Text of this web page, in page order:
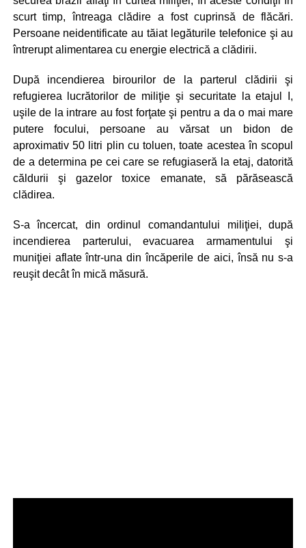
scurt timp, întreaga clădire a fost cuprinsă de flăcări.
Persoane neidentificate au tăiat legăturile telefonice şi au
întrerupt alimentarea cu energie electrică a clădirii.
După incendierea birourilor de la parterul clădirii şi
refugierea lucrătorilor de miliţie şi securitate la etajul I,
uşile de la intrare au fost forţate şi pentru a da o mai mare
putere focului, persoane au vărsat un bidon de
aproximativ 50 litri plin cu toluen, toate acestea în scopul
de a determina pe cei care se refugiaseră la etaj, datorită
căldurii şi gazelor toxice emanate, să părăsească
clădirea.
S-a încercat, din ordinul comandantului miliţiei, după
incendierea parterului, evacuarea armamentului şi
muniţiei aflate într-una din încăperile de aici, însă nu s-a
reuşit decât în mică măsură.